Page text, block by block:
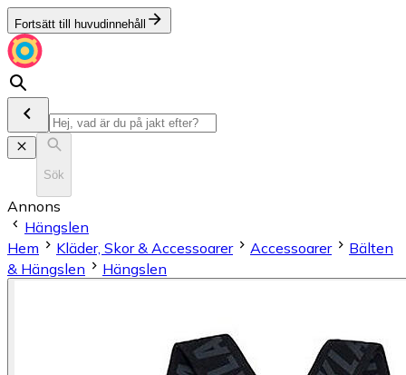
Fortsätt till huvudinnehåll
Sök
Annons
Hängslen
Hem
Kläder, Skor & Accessoarer Accessoarer
Bälten
& Hängslen
Hängslen